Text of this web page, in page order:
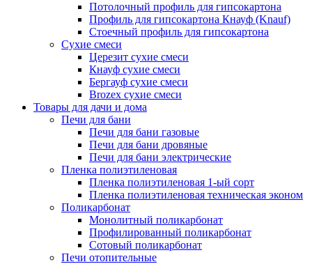
Потолочный профиль для гипсокартона
Профиль для гипсокартона Кнауф (Knauf)
Стоечный профиль для гипсокартона
Сухие смеси
Церезит сухие смеси
Кнауф сухие смеси
Бергауф сухие смеси
Brozex сухие смеси
Товары для дачи и дома
Печи для бани
Печи для бани газовые
Печи для бани дровяные
Печи для бани электрические
Пленка полиэтиленовая
Пленка полиэтиленовая 1-ый сорт
Пленка полиэтиленовая техническая эконом
Поликарбонат
Монолитный поликарбонат
Профилированный поликарбонат
Сотовый поликарбонат
Печи отопительные